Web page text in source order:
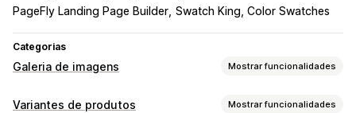
PageFly Landing Page Builder Swatch King, Color Swatches
Categorias
Galeria de imagens Mostrar funcionalidades
Tipos de galeria
Variantes de produtos Mostrar funcionalidades